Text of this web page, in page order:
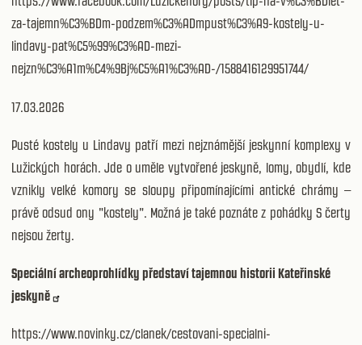
za-tajemn%C3%BDm-podzem%C3%ADmpust%C3%A9-kostely-u-
lindavy-pat%C5%99%C3%AD-mezi-
nejzn%C3%A1m%C4%9Bj%C5%A1%C3%AD-/1588416129951744/
17.03.2026
Pusté kostely u Lindavy patří mezi nejznámější jeskynní komplexy v
Lužických horách. Jde o uměle vytvořené jeskyně, lomy, obydlí, kde
vznikly velké komory se sloupy připomínajícími antické chrámy –
právě odsud ony "kostely". Možná je také poznáte z pohádky S čerty
nejsou žerty.
Speciální archeoprohlídky představí tajemnou historii Kateřinské
jeskyně
https://www.novinky.cz/clanek/cestovani-specialni-